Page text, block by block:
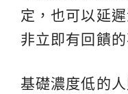
定，也可以延
非立即有回饋的
基礎濃度低的